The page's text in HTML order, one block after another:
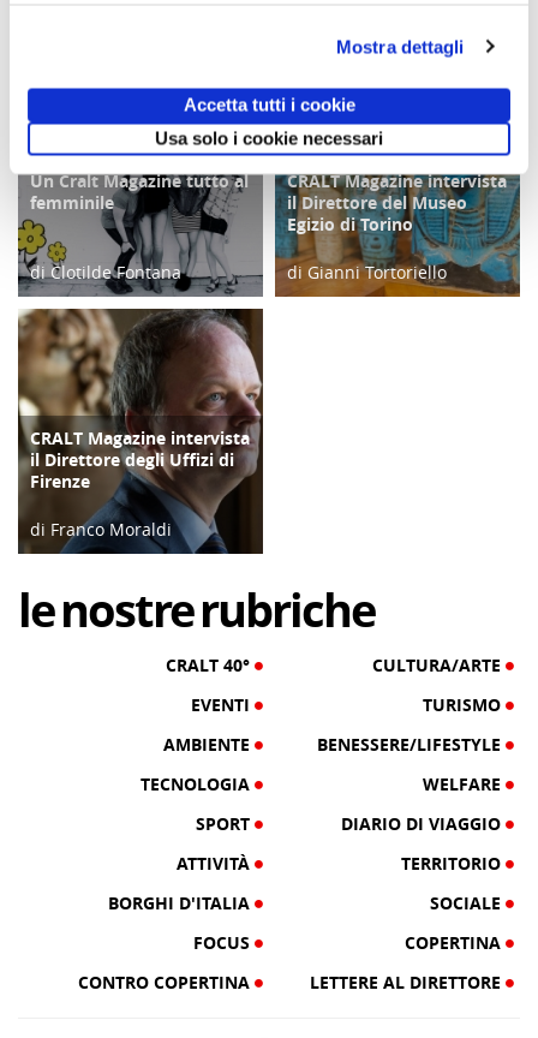
Mostra dettagli
Accetta tutti i cookie
Usa solo i cookie necessari
COPERTINA
Un Cralt Magazine tutto al
femminile
di Clotilde Fontana
28/02/23
COPERTINA
CRALT Magazine intervista
il Direttore del Museo
Egizio di Torino
di Gianni Tortoriello
COPERTINA
CRALT Magazine intervista
il Direttore degli Uffizi di
Firenze
di Franco Moraldi
lenostrerubriche
CRALT 40°
CULTURA/ARTE
EVENTI
TURISMO
AMBIENTE
BENESSERE/LIFESTYLE
TECNOLOGIA
WELFARE
SPORT
DIARIO DI VIAGGIO
ATTIVITÀ
TERRITORIO
BORGHI D'ITALIA
SOCIALE
FOCUS
COPERTINA
CONTRO COPERTINA
LETTERE AL DIRETTORE